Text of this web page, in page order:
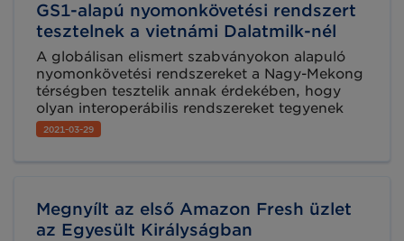
Állatorvostudományi Egyetem Digitális
Élelmiszerlánc Oktatási, Kutatási, Fejlesztési és
Innovációs Intézet, az Agrárminisztérium és a
Digitális Jólét Program között létrejött
együttműködési megállapodások ünnepélyes
aláírásán.
GS1-alapú nyomonkövetési rendszert
tesztelnek a vietnámi Dalatmilk-nél
A globálisan elismert szabványokon alapuló
nyomonkövetési rendszereket a Nagy-Mekong
térségben tesztelik annak érdekében, hogy
olyan interoperábilis rendszereket tegyenek
elérhetővé a vállalkozások számára, amelyek
segítségével hatékonyan visszakövethetik a
2021-03-29
Megnyílt az első Amazon Fresh üzlet
az Egyesült Királyságban